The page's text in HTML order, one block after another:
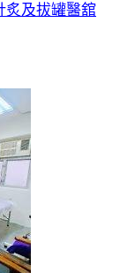
炙及拔罐醫舘